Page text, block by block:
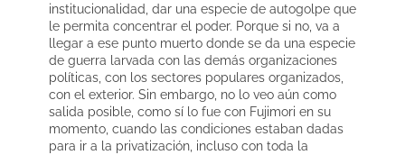
institucionalidad, dar una especie de autogolpe que
le permita concentrar el poder. Porque si no, va a
llegar a ese punto muerto donde se da una especie
de guerra larvada con las demás organizaciones
políticas, con los sectores populares organizados,
con el exterior. Sin embargo, no lo veo aún como
salida posible, como sí lo fue con Fujimori en su
momento, cuando las condiciones estaban dadas
para ir a la privatización, incluso con toda la